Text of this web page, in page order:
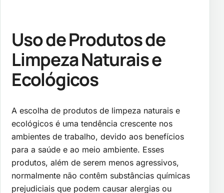
Uso de Produtos de
Limpeza Naturais e
Ecológicos
A escolha de produtos de limpeza naturais e
ecológicos é uma tendência crescente nos
ambientes de trabalho, devido aos benefícios
para a saúde e ao meio ambiente. Esses
produtos, além de serem menos agressivos,
normalmente não contêm substâncias químicas
prejudiciais que podem causar alergias ou